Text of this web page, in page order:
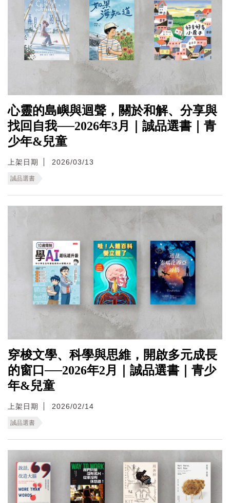
心靈的島嶼與迴聲，關於和解、分享與
找回自我──2026年3月｜誠品選書｜青
少年&兒童
上架日期 2026/03/13
誠品選書
穿梭文學、科學與思維，開啟多元成長
的窗口──2026年2月｜誠品選書｜青少
年&兒童
上架日期 2026/02/14
誠品選書